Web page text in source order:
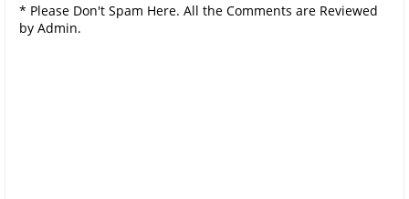
* Please Don't Spam Here. All the Comments are Reviewed
by Admin.